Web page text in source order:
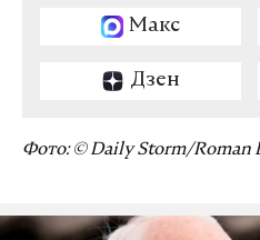
Макс
Дзен
Фото: © Daily Storm/Roman